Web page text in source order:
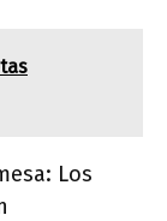
Los